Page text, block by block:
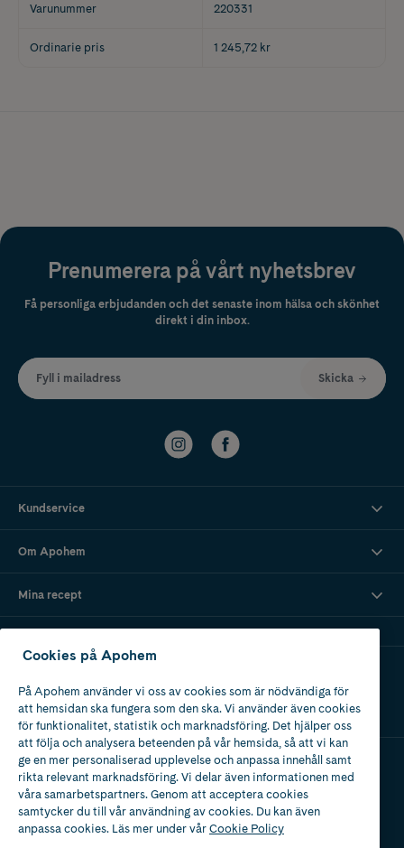
Varunummer 220331
Ordinarie pris 1 245,72 kr
Prenumerera på vårt nyhetsbrev
Få personliga erbjudanden och det senaste inom hälsa och skönhet
direkt i din inbox.
Fyll i mailadress Skicka
Kundservice
Om Apohem
Mina recept
Apotek med tillstånd
av Läkemedelsverket
Cookies på Apohem
På Apohem använder vi oss av cookies som är nödvändiga för
att hemsidan ska fungera som den ska. Vi använder även cookies
för funktionalitet, statistik och marknadsföring. Det hjälper oss
att följa och analysera beteenden på vår hemsida, så att vi kan
ge en mer personaliserad upplevelse och anpassa innehåll samt
rikta relevant marknadsföring. Vi delar även informationen med
våra samarbetspartners. Genom att acceptera cookies
samtycker du till vår användning av cookies. Du kan även
anpassa cookies. Läs mer under vårCookie Policy